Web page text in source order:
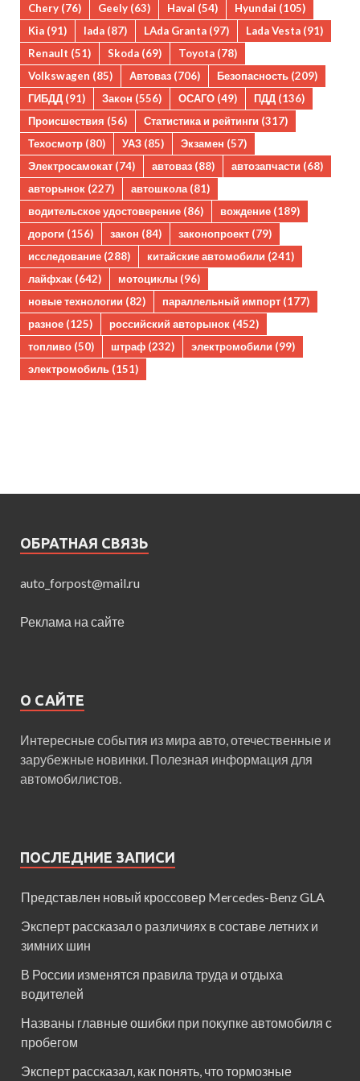
Chery (76) Geely (63) Haval (54) Hyundai (105)
Kia (91) lada (87) LAda Granta (97) Lada Vesta (91)
Renault (51) Skoda (69) Toyota (78)
Volkswagen (85) Автоваз (706) Безопасность (209)
ГИБДД (91) Закон (556) ОСАГО (49) ПДД (136)
Происшествия (56) Статистика и рейтинги (317)
Техосмотр (80) УАЗ (85) Экзамен (57)
Электросамокат (74) автоваз (88) автозапчасти (68)
авторынок (227) автошкола (81)
водительское удостоверение (86) вождение (189)
дороги (156) закон (84) законопроект (79)
исследование (288) китайские автомобили (241)
лайфхак (642) мотоциклы (96)
новые технологии (82) параллельный импорт (177)
разное (125) российский авторынок (452)
топливо (50) штраф (232) электромобили (99)
электромобиль (151)
ОБРАТНАЯ СВЯЗЬ
auto_forpost@mail.ru
Реклама на сайте
О САЙТЕ
Интересные события из мира авто, отечественные и
зарубежные новинки. Полезная информация для
автомобилистов.
ПОСЛЕДНИЕ ЗАПИСИ
Представлен новый кроссовер Mercedes-Benz GLA
Эксперт рассказал о различиях в составе летних и
зимних шин
В России изменятся правила труда и отдыха
водителей
Названы главные ошибки при покупке автомобиля с
пробегом
Эксперт рассказал, как понять, что тормозные